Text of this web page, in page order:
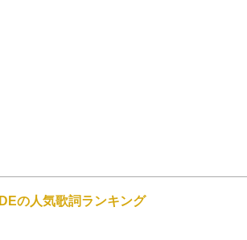
の人気歌詞ランキング